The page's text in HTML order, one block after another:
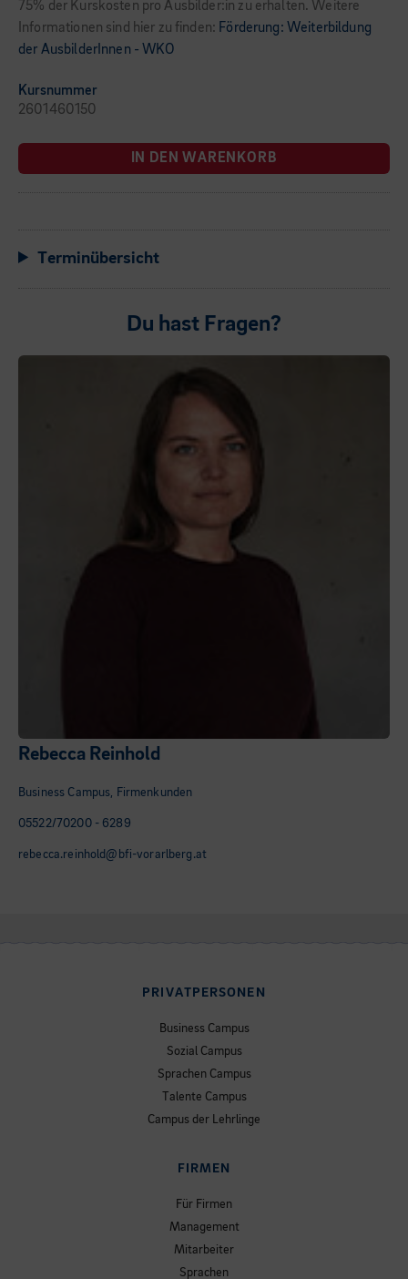
75% der Kurskosten pro Ausbilder:in zu erhalten. Weitere
Informationen sind hier zu finden: Förderung: Weiterbildung
der AusbilderInnen - WKO
Kursnummer
2601460150
IN DEN WARENKORB
Terminübersicht
Du hast Fragen?
Rebecca Reinhold
Business Campus, Firmenkunden
05522/70200 - 6289
rebecca.reinhold@bfi-vorarlberg.at
PRIVATPERSONEN
Business Campus
Sozial Campus
Sprachen Campus
Talente Campus
Campus der Lehrlinge
FIRMEN
Für Firmen
Management
Mitarbeiter
Sprachen